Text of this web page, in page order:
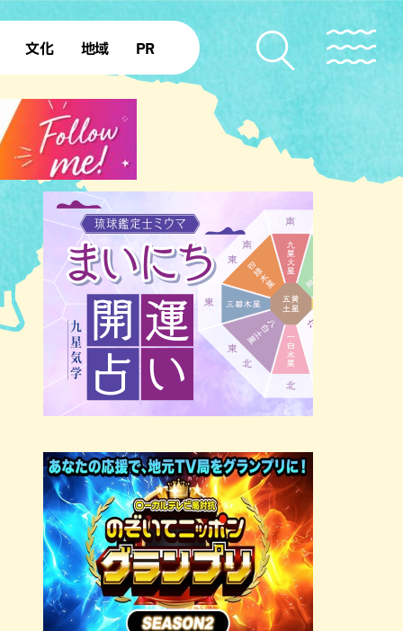
文化
復帰50年
地域
本島北部
本島南部 先島諸島
北部離島
PR